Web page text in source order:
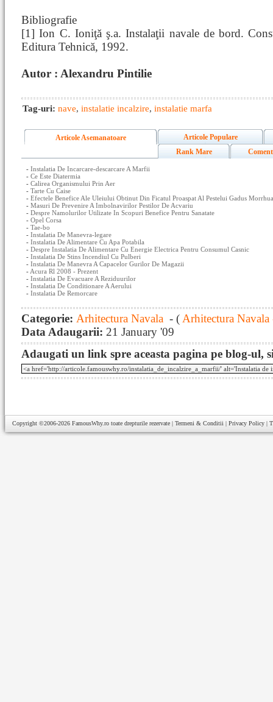
Bibliografie
[1] Ion C. Ioniţă ş.a. Instalaţii navale de bord.
Editura Tehnică, 1992.
Autor : Alexandru Pintilie
Tag-uri: nave, instalatie incalzire, instalatie marfa
Articole Asemanatoare
Articole Populare
Rank Mare
- Instalatia De Incarcare-descarcare A Marfii
- Ce Este Diatermia
- Calirea Organismului Prin Aer
- Tarte Cu Caise
- Efectele Benefice Ale Uleiului Obtinut Din Ficatul Proaspat Al Pestelui Gadus Morrhua
- Masuri De Prevenire A Imbolnavirilor Pestilor De Acvariu
- Despre Namolurilor Utilizate In Scopuri Benefice Pentru Sanatate
- Opel Corsa
- Tae-bo
- Instalatia De Manevra-legare
- Instalatia De Alimentare Cu Apa Potabila
- Despre Instalatia De Alimentare Cu Energie Electrica Pentru Consumul Casnic
- Instalatia De Stins Incendiul Cu Pulberi
- Instalatia De Manevra A Capacelor Gurilor De Magazii
- Acura Rl 2008 - Prezent
- Instalatia De Evacuare A Reziduurilor
- Instalatia De Conditionare A Aerului
- Instalatia De Remorcare
Categorie: Arhitectura Navala - ( Arhitectura
Data Adaugarii: 21 January '09
Adaugati un link spre aceasta pagina pe blog-ul,
Copyright ©2006-2026 FamousWhy.ro toate drepturile rezervate | Termeni & Conditii | Privacy Policy |